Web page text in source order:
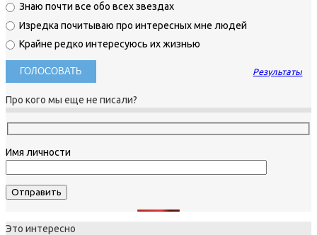
Знаю почти все обо всех звездах
Изредка почитываю про интересных мне людей
Крайне редко интересуюсь их жизнью
Результаты
Про кого мы еще не писали?
Имя личности
Это интересно